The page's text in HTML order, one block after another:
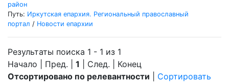
район
Путь: Иркутская епархия. Региональный православный
портал / Новости епархии
Результаты поиска 1 - 1 из 1
Начало | Пред. | 1 | След. | Конец
Отсортировано по релевантности
Сортировать